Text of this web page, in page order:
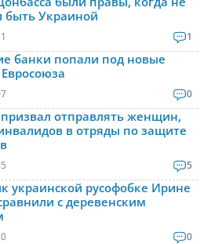
быть Украиной
1
банки попали под новые
0
отправлять женщин,
в отряды по защите
5
украинской русофобке Ирине
с деревенским
0